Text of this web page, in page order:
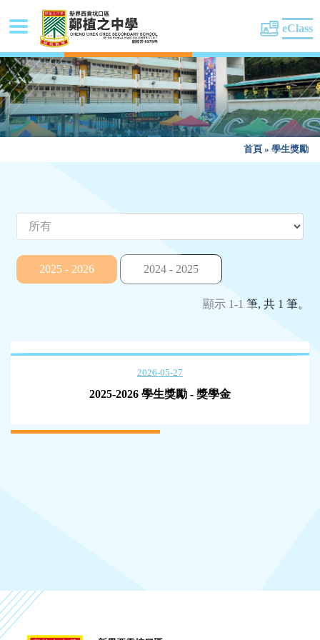
eClass
首頁 » 學生獎勵
2025 - 2026 2024 - 2025
顯示 1-1 筆, 共 1 筆。
2026-05-27
2025-2026 學生獎勵 - 獎學金